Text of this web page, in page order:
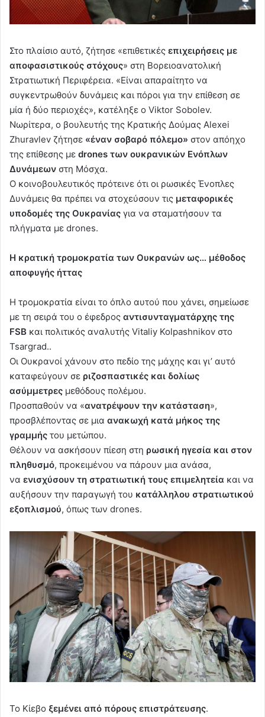
Στο πλαίσιο αυτό, ζήτησε «επιθετικές επιχειρήσεις με
αποφασιστικούς στόχους» στη Βορειοανατολική
Στρατιωτική Περιφέρεια. «Είναι απαραίτητο να
συγκεντρωθούν δυνάμεις και πόροι για την επίθεση σε
μία ή δύο περιοχές», κατέληξε ο Viktor Sobolev.
Νωρίτερα, ο βουλευτής της Κρατικής Δούμας Alexei
Zhuravlev ζήτησε «έναν σοβαρό πόλεμο» στον απόηχο
της επίθεσης με drones των ουκρανικών Ενόπλων
Δυνάμεων στη Μόσχα.
Ο κοινοβουλευτικός πρότεινε ότι οι ρωσικές Ένοπλες
Δυνάμεις θα πρέπει να στοχεύσουν τις μεταφορικές
υποδομές της Ουκρανίας για να σταματήσουν τα
πλήγματα με drones.
H κρατική τρομοκρατία των Ουκρανών ως… μέθοδος
αποφυγής ήττας
Η τρομοκρατία είναι το όπλο αυτού που χάνει, σημείωσε
με τη σειρά του ο έφεδρος αντισυνταγματάρχης της
FSB και πολιτικός αναλυτής Vitaliy Kolpashnikov στο
Tsargrad..
Οι Ουκρανοί χάνουν στο πεδίο της μάχης και γι’ αυτό
καταφεύγουν σε ριζοσπαστικές και δολίως
ασύμμετρες μεθόδους πολέμου.
Προσπαθούν να «ανατρέψουν την κατάσταση»,
προσβλέποντας σε μια ανακωχή κατά μήκος της
γραμμής του μετώπου.
Θέλουν να ασκήσουν πίεση στη ρωσική ηγεσία και στον
πληθυσμό, προκειμένου να πάρουν μια ανάσα,
να ενισχύσουν τη στρατιωτική τους επιμελητεία και να
αυξήσουν την παραγωγή του κατάλληλου στρατιωτικού
εξοπλισμού, όπως των drones.
Το Κίεβο ξεμένει από πόρους επιστράτευσης.